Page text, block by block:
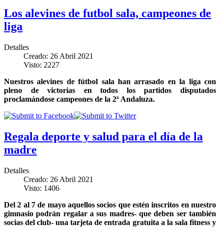
Los alevines de futbol sala, campeones de
liga
Detalles
Creado: 26 Abril 2021
Visto: 2227
Nuestros alevines de fútbol sala han arrasado en la liga con
pleno de victorias en todos los partidos disputados
proclamándose campeones de la 2ª Andaluza.
Regala deporte y salud para el día de la
madre
Detalles
Creado: 26 Abril 2021
Visto: 1406
Del 2 al 7 de mayo aquellos socios que estén inscritos en nuestro
gimnasio podrán regalar a sus madres- que deben ser también
socias del club- una tarjeta de entrada gratuita a la sala fitness y